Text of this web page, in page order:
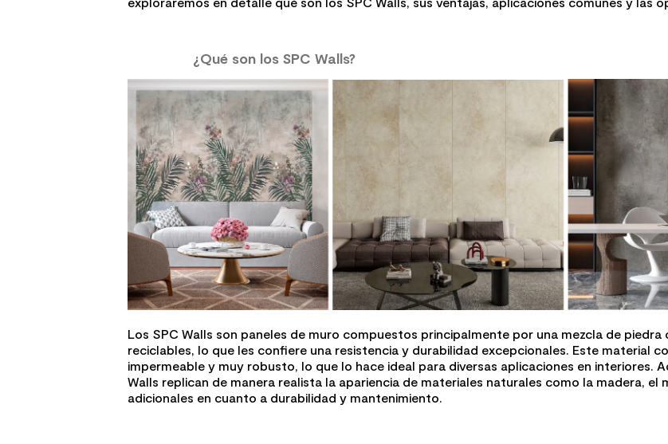
¿Qué son los SPC Walls?
Los SPC Walls son paneles de muro compuestos principalmente por una mezcla de
reciclables, lo que les confiere una resistencia y durabilidad excepcionales. Este material
impermeable y muy robusto, lo que lo hace ideal para diversas aplicaciones en interiores.
Walls replican de manera realista la apariencia de materiales naturales como la madera,
adicionales en cuanto a durabilidad y mantenimiento​.